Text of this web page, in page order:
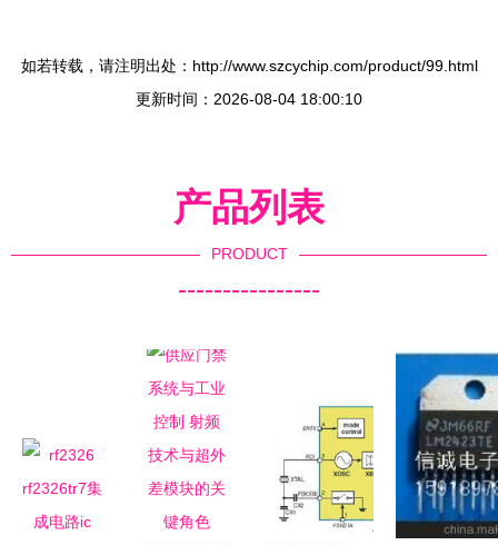
如若转载，请注明出处：http://www.szcychip.com/product/99.html
更新时间：2026-08-04 18:00:10
产品列表
PRODUCT
----------------